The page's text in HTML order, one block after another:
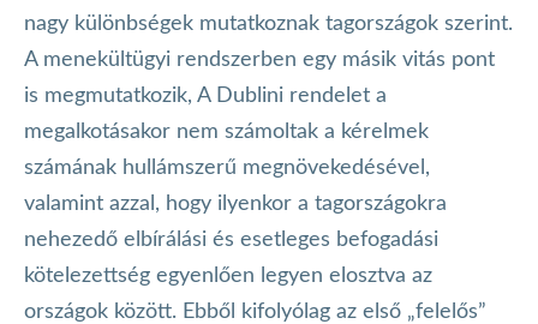
nagy különbségek mutatkoznak tagországok szerint.
A menekültügyi rendszerben egy másik vitás pont
is megmutatkozik, A Dublini rendelet a
megalkotásakor nem számoltak a kérelmek
számának hullámszerű megnövekedésével,
valamint azzal, hogy ilyenkor a tagországokra
nehezedő elbírálási és esetleges befogadási
kötelezettség egyenlően legyen elosztva az
országok között. Ebből kifolyólag az első „felelős”